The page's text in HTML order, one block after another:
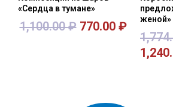
«Сердца в тумане»
1,100.00₽ 770.00 ₽
женой»